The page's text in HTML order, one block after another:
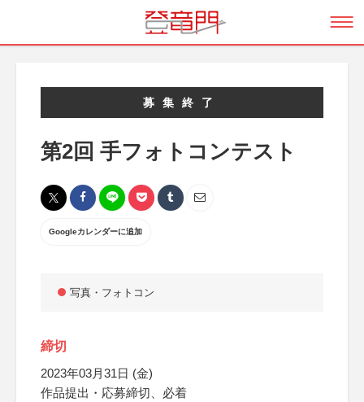
募集終了
第2回 手フォトコンテスト
Googleカレンダーに追加
写真・フォトコン
締切
2023年03月31日 (金)
作品提出・応募締切、必着